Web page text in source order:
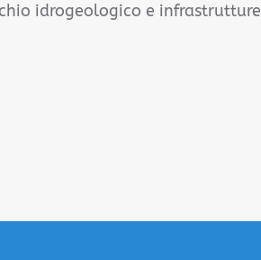
idrogeologico e infrastrutture